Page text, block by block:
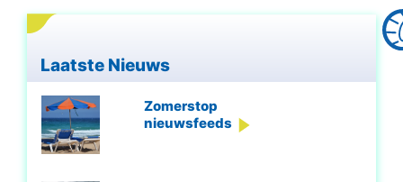
Laatste Nieuws
Zomerstop
nieuwsfeeds